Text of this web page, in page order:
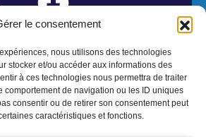
le consentement
nous utilisons des technologies
stocker et/ou accéder aux informations des
à ces technologies nous permettra de traiter
comportement de navigation ou les ID uniques
consentir ou de retirer son consentement peut
caractéristiques et fonctions.